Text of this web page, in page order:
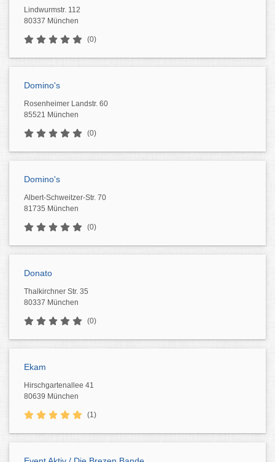
Lindwurmstr. 112
80337 München
(0)
Domino's
Rosenheimer Landstr. 60
85521 München
(0)
Domino's
Albert-Schweitzer-Str. 70
81735 München
(0)
Donato
Thalkirchner Str. 35
80337 München
(0)
Ekam
Hirschgartenallee 41
80639 München
(1)